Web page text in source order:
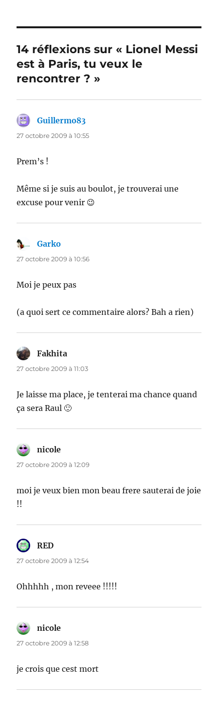
14 réflexions sur « Lionel Messi
est à Paris, tu veux le
rencontrer ? »
Guillermo83
27 octobre 2009 à 10:55
Prem’s !
Même si je suis au boulot, je trouverai une
excuse pour venir 😉
Garko
27 octobre 2009 à 10:56
Moi je peux pas
(a quoi sert ce commentaire alors? Bah a rien)
Fakhita
27 octobre 2009 à 11:03
Je laisse ma place, je tenterai ma chance quand
ça sera Raul 🙂
nicole
27 octobre 2009 à 12:09
moi je veux bien mon beau frere sauterai de joie
!!
RED
27 octobre 2009 à 12:54
Ohhhhh , mon reveee !!!!!
nicole
27 octobre 2009 à 12:58
je crois que cest mort